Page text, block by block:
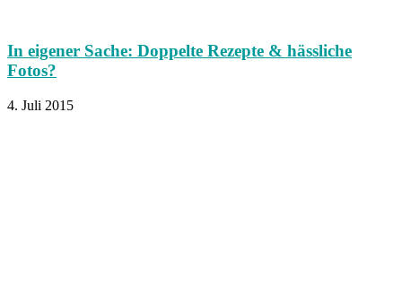
In eigener Sache: Doppelte Rezepte & hässliche
Fotos?
4. Juli 2015